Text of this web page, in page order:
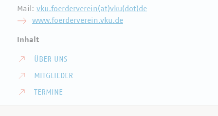
Mail: vku.foerderverein(at)vku(dot)de
www.foerderverein.vku.de
Inhalt
ÜBER UNS
MITGLIEDER
TERMINE